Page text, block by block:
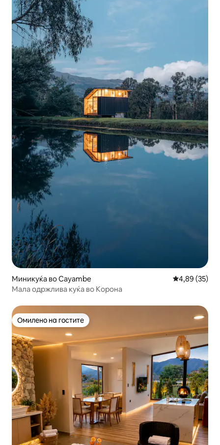
Миникуќа во Cayambe Просечна
4,89 (35)
Мала одржлива куќа во Корона
Омилено на гостите
Омилено на гостите